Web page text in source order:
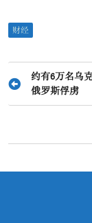
财经
文
航
约有6万名乌
俄罗斯俘虏